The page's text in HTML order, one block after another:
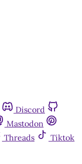
Discord
Mastodon
Threads
Tiktok